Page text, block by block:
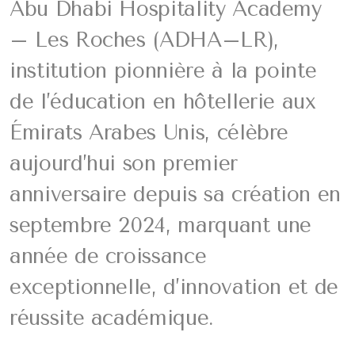
Abu Dhabi Hospitality Academy
– Les Roches (ADHA–LR),
institution pionnière à la pointe
de l’éducation en hôtellerie aux
Émirats Arabes Unis, célèbre
aujourd’hui son premier
anniversaire depuis sa création en
septembre 2024, marquant une
année de croissance
exceptionnelle, d’innovation et de
réussite académique.